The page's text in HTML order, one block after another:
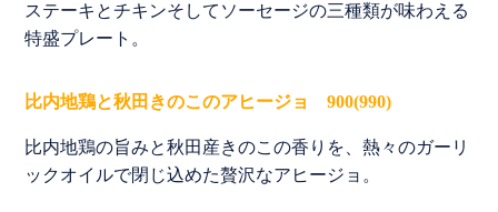
ステーキとチキンそしてソーセージの三種類が味わえる
特盛プレート。
比内地鶏と秋田きのこのアヒージョ 900(990)
比内地鶏の旨みと秋田産きのこの香りを、熱々のガーリ
ックオイルで閉じ込めた贅沢なアヒージョ。